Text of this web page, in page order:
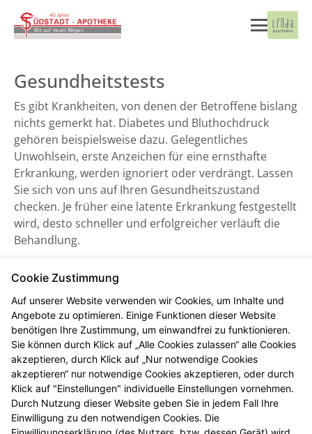
Gesundheitstests
Es gibt Krankheiten, von denen der Betroffene bislang
nichts gemerkt hat. Diabetes und Bluthochdruck
gehören beispielsweise dazu. Gelegentliches
Unwohlsein, erste Anzeichen für eine ernsthafte
Erkrankung, werden ignoriert oder verdrängt. Lassen
Sie sich von uns auf Ihren Gesundheitszustand
checken. Je früher eine latente Erkrankung festgestellt
wird, desto schneller und erfolgreicher verläuft die
Behandlung.
Blutdruckmessung
Seitenübersicht Kontakt
Impressum
Datenschutz
Barrierefreiheit
© 2026 Südstadt Apotheke
Cookie Zustimmung
Auf unserer Website verwenden wir Cookies, um Inhalte und
Angebote zu optimieren. Einige Funktionen dieser Website
benötigen Ihre Zustimmung, um einwandfrei zu funktionieren.
Sie können durch Klick auf „Alle Cookies zulassen“ alle Cookies
akzeptieren, durch Klick auf „Nur notwendige Cookies
akzeptieren“ nur notwendige Cookies akzeptieren, oder durch
Klick auf "Einstellungen" individuelle Einstellungen vornehmen.
Durch Nutzung dieser Website geben Sie in jedem Fall Ihre
Einwilligung zu den notwendigen Cookies. Die